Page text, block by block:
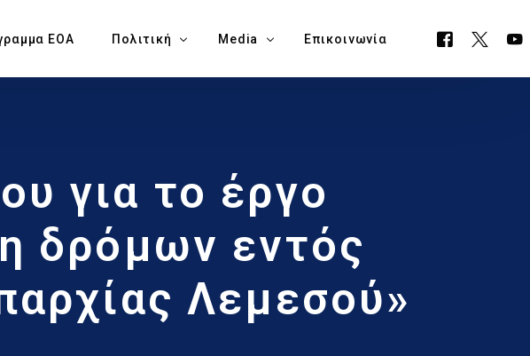
ΕΟΑ Πολιτική
Υπουργείο Μεταφορών, Επικοινωνιών & Έργων
Έκθεση Εκλογικών Εξόδων
Media
Δελτία Τύπου
Επικοινωνία
για το έργο
δρόμων εντός
Λεμεσού»